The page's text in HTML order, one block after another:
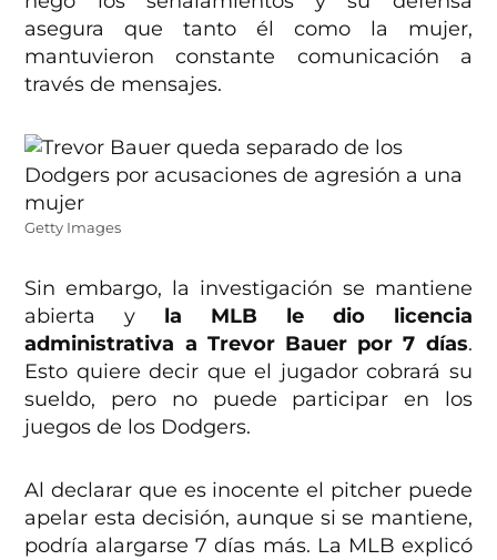
asegura que tanto él como la mujer,
mantuvieron constante comunicación a
través de mensajes.
Getty Images
Sin embargo, la investigación se mantiene
abierta y la MLB le dio licencia
administrativa a Trevor Bauer por 7 días.
Esto quiere decir que el jugador cobrará su
sueldo, pero no puede participar en los
juegos de los Dodgers.
Al declarar que es inocente el pitcher puede
apelar esta decisión, aunque si se mantiene,
podría alargarse 7 días más. La MLB explicó